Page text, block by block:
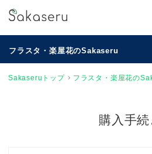
フラスタ・楽屋花のSakaseru
Sakaseruトップ フラスタ・楽屋花の
購入手続